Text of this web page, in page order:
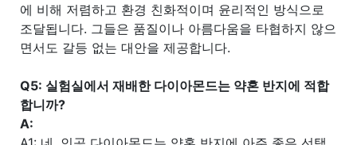
에 비해 저렴하고 환경 친화적이며 윤리적인 방식으로
조달됩니다. 그들은 품질이나 아름다움을 타협하지 않으
면서도 갈등 없는 대안을 제공합니다.
Q5: 실험실에서 재배한 다이아몬드는 약혼 반지에 적합
합니까?
A: